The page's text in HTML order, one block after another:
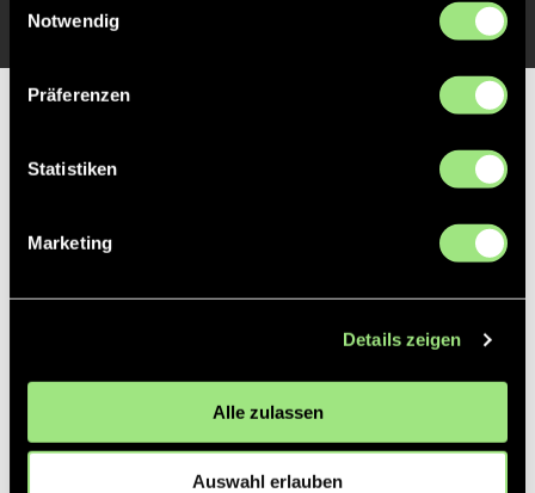
Notwendig
Präferenzen
Statistiken
Marketing
Details zeigen
Alle zulassen
Auswahl erlauben